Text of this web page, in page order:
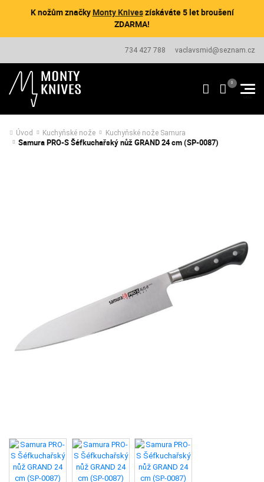
K nožům značkyMonty Kniveszískáváte 5 let broušení
ZDARMA!
734 427 788 vaclavsmid@seznam.cz
Úvod Kuchyňské nože Kuchyňské nože Samura
Samura PRO-S Šéfkuchařský nůž GRAND 24 cm (SP-0087)